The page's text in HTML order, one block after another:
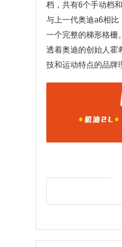
档，共有6个手动档
与上一代奥迪a6相比
一个完整的梯形格栅
透着奥迪的创始人霍
技和运动特点的品牌